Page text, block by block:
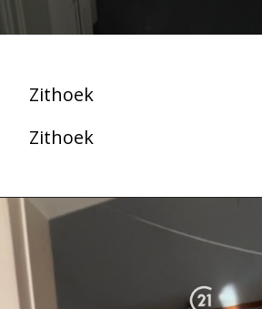
Zithoek
Zithoek